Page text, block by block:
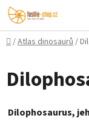
Přejít
na
obsah
Domů
/Atlas dinosaurů/
Dilophosaurus,